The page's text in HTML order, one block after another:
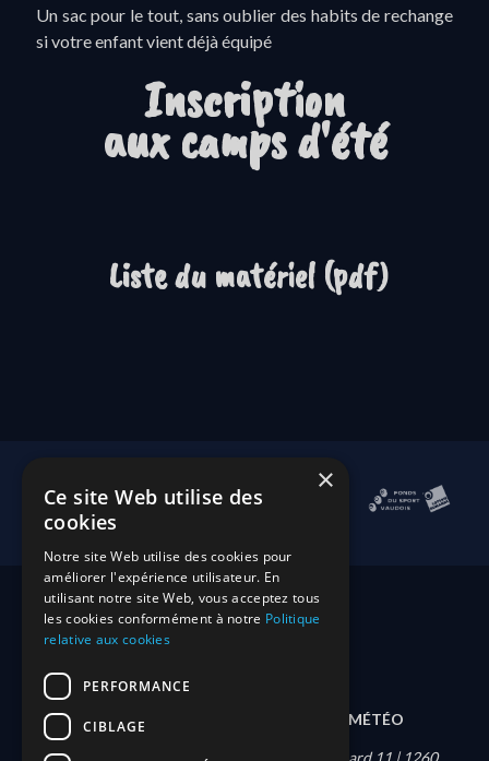
Un sac pour le tout, sans oublier des habits de rechange
si votre enfant vient déjà équipé
Inscription
aux camps d'été
Liste du matériel (pdf)
DEVENIR MEMBRE MÉTÉO
Société nautique de Nyon | Quai Louis-Bonnard 11 | 1260
×
Ce site Web utilise des
cookies
Notre site Web utilise des cookies pour
améliorer l'expérience utilisateur. En
utilisant notre site Web, vous acceptez tous
les cookies conformément à notre Politique
relative aux cookies
PERFORMANCE
CIBLAGE